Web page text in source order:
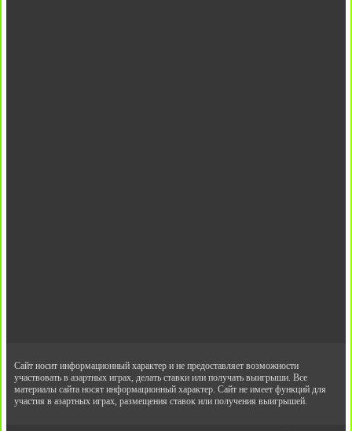
Сайт носит информационный характер и не предоставляет возможности
участвовать в азартных играх, делать ставки или получать выигрыши. Все
материалы сайта носят информационный характер. Сайт не имеет функций для
участия в азартных играх, размещения ставок или получения выигрышей.